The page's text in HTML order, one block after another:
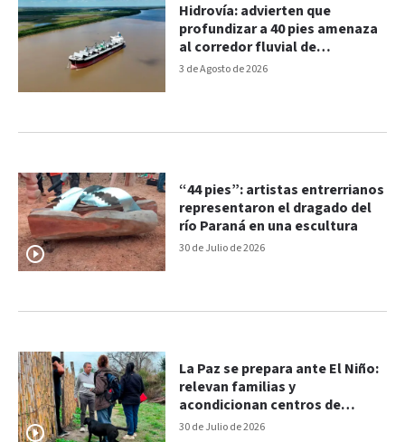
3 de Agosto de 2026
Hidrovía: advierten que
profundizar a 40 pies amenaza
al corredor fluvial de
Sudamérica
30 de Julio de 2026
“44 pies”: artistas entrerrianos
representaron el dragado del
río Paraná en una escultura
30 de Julio de 2026
La Paz se prepara ante El Niño:
relevan familias y
acondicionan centros de
evacuación